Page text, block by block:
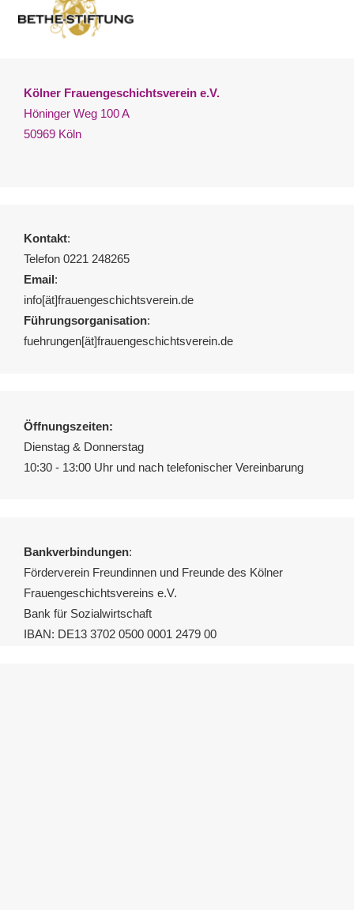
Kölner Frauengeschichtsverein e.V.
Höninger Weg 100 A
50969 Köln
Kontakt:
Telefon 0221 248265
Email:
info[ät]frauengeschichtsverein.de
Führungsorganisation:
fuehrungen[ät]frauengeschichtsverein.de
Öffnungszeiten:
Dienstag & Donnerstag
10:30 - 13:00 Uhr und nach telefonischer Vereinbarung
Bankverbindungen:
Förderverein Freundinnen und Freunde des Kölner
Frauengeschichtsvereins e.V.
Bank für Sozialwirtschaft
IBAN: DE13 3702 0500 0001 2479 00